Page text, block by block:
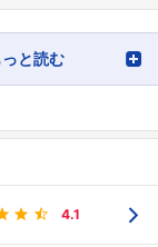
と読む
4.1